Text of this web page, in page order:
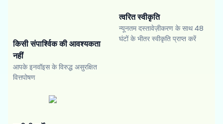
किसी संपार्श्विक की आवश्यकता
नहीं
आपके इनवॉइस के विरुद्ध असुरक्षित
वित्तपोषण
त्वरित स्वीकृति
न्यूनतम दस्तावेज़ीकरण के साथ 48
घंटों के भीतर स्वीकृति प्राप्त करें